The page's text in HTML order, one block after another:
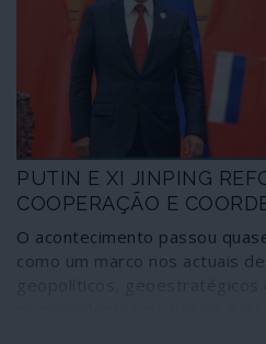
PUTIN E XI JINPING
COOPERAÇÃO E
O acontecimento passou
como um marco nos actuais